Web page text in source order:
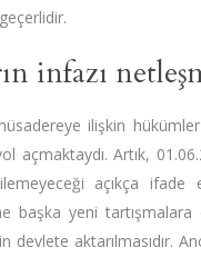
infazı
ilişkin
açmaktaydı. Artık,
açıkça
yeni tartışmalara
aktarılmasıdır.